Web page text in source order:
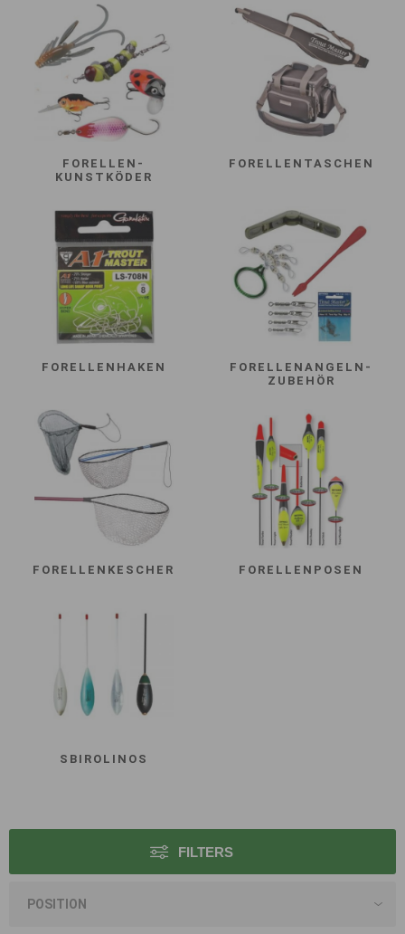
FORELLEN-
KUNSTKÖDER
FORELLENTASCHEN
FORELLENHAKEN
FORELLENANGELN-
ZUBEHÖR
FORELLENKESCHER FORELLENPOSEN
SBIROLINOS
FILTERS